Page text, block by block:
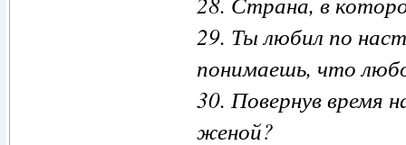
29. Ты любил по
понимаешь, что
30. Повернув время
женой?